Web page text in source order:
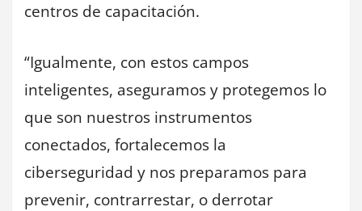
centros de capacitación.
“Igualmente, con estos campos
inteligentes, aseguramos y protegemos lo
que son nuestros instrumentos
conectados, fortalecemos la
ciberseguridad y nos preparamos para
prevenir, contrarrestar, o derrotar